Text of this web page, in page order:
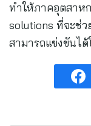
ทำให้ภาคอุตสาห
solutions ที่จะช่ว
สามารถแข่งขันได้